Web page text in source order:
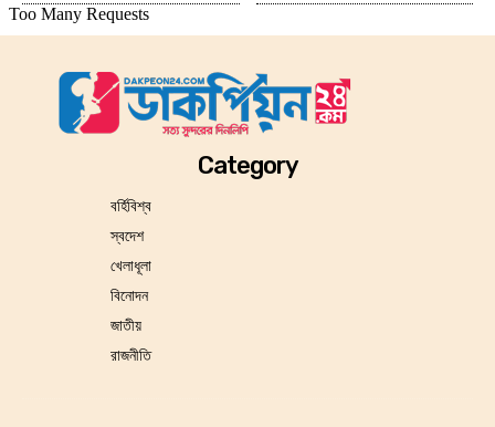
Category
বর্হিবিশ্ব
স্বদেশ
খেলাধূলা
বিনোদন
জাতীয়
রাজনীতি